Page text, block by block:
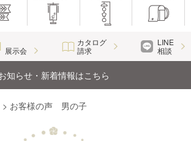
展示会
カタログ
請求
LINE
相談
知らせ・新着情報はこちら
> お客様の声 男の子